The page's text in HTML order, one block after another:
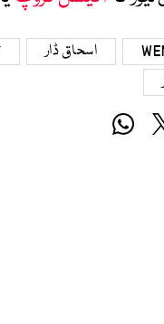
اسحاق ڈار